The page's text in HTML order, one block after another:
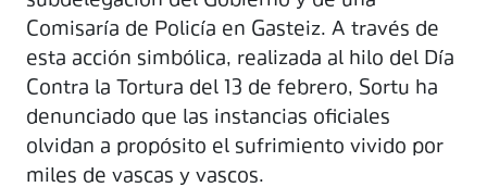
Comisaría de Policía en Gasteiz. A través de
esta acción simbólica, realizada al hilo del Día
Contra la Tortura del 13 de febrero, Sortu ha
denunciado que las instancias oficiales
olvidan a propósito el sufrimiento vivido por
miles de vascas y vascos.